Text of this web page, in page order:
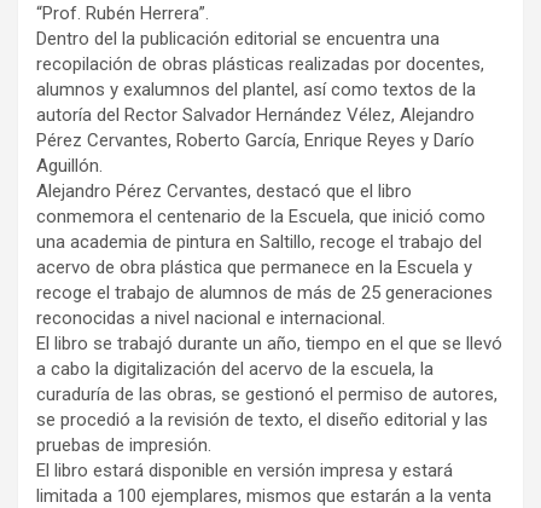
“Prof. Rubén Herrera”.
Dentro del la publicación editorial se encuentra una
recopilación de obras plásticas realizadas por docentes,
alumnos y exalumnos del plantel, así como textos de la
autoría del Rector Salvador Hernández Vélez, Alejandro
Pérez Cervantes, Roberto García, Enrique Reyes y Darío
Aguillón.
Alejandro Pérez Cervantes, destacó que el libro
conmemora el centenario de la Escuela, que inició como
una academia de pintura en Saltillo, recoge el trabajo del
acervo de obra plástica que permanece en la Escuela y
recoge el trabajo de alumnos de más de 25 generaciones
reconocidas a nivel nacional e internacional.
El libro se trabajó durante un año, tiempo en el que se llevó
a cabo la digitalización del acervo de la escuela, la
curaduría de las obras, se gestionó el permiso de autores,
se procedió a la revisión de texto, el diseño editorial y las
pruebas de impresión.
El libro estará disponible en versión impresa y estará
limitada a 100 ejemplares, mismos que estarán a la venta